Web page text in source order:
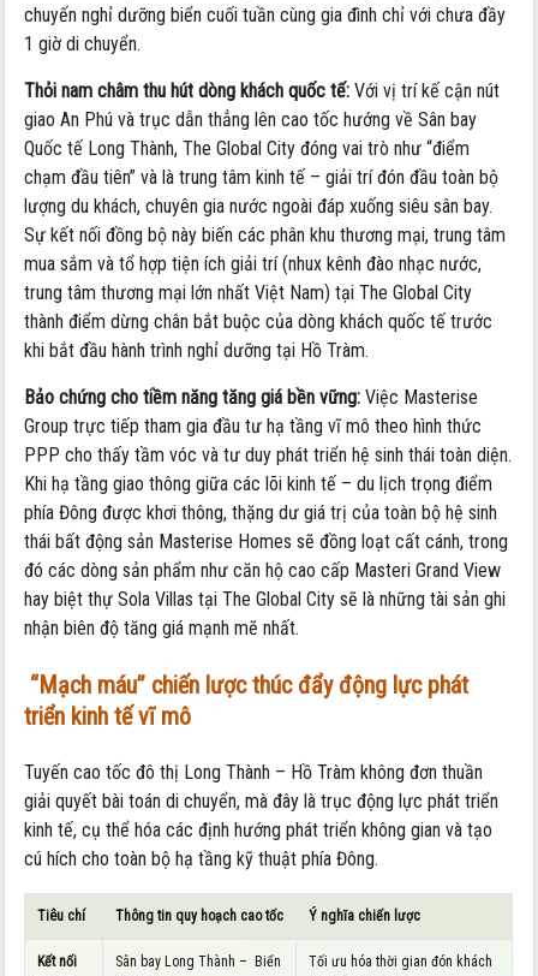
chuyến nghỉ dưỡng biển cuối tuần cùng gia đình chỉ với chưa đầy
1 giờ di chuyển.
Thỏi nam châm thu hút dòng khách quốc tế: Với vị trí kế cận nút
giao An Phú và trục dẫn thẳng lên cao tốc hướng về Sân bay
Quốc tế Long Thành, The Global City đóng vai trò như “điểm
chạm đầu tiên” và là trung tâm kinh tế – giải trí đón đầu toàn bộ
lượng du khách, chuyên gia nước ngoài đáp xuống siêu sân bay.
Sự kết nối đồng bộ này biến các phân khu thương mại, trung tâm
mua sắm và tổ hợp tiện ích giải trí (nhux kênh đào nhạc nước,
trung tâm thương mại lớn nhất Việt Nam) tại The Global City
thành điểm dừng chân bắt buộc của dòng khách quốc tế trước
khi bắt đầu hành trình nghỉ dưỡng tại Hồ Tràm.
Bảo chứng cho tiềm năng tăng giá bền vững: Việc Masterise
Group trực tiếp tham gia đầu tư hạ tầng vĩ mô theo hình thức
PPP cho thấy tầm vóc và tư duy phát triển hệ sinh thái toàn diện.
Khi hạ tầng giao thông giữa các lõi kinh tế – du lịch trọng điểm
phía Đông được khơi thông, thặng dư giá trị của toàn bộ hệ sinh
thái bất động sản Masterise Homes sẽ đồng loạt cất cánh, trong
đó các dòng sản phẩm như căn hộ cao cấp Masteri Grand View
hay biệt thự Sola Villas tại The Global City sẽ là những tài sản ghi
nhận biên độ tăng giá mạnh mẽ nhất.
“Mạch máu” chiến lược thúc đẩy động lực phát
triển kinh tế vĩ mô
Tuyến cao tốc đô thị Long Thành – Hồ Tràm không đơn thuần
giải quyết bài toán di chuyển, mà đây là trục động lực phát triển
kinh tế, cụ thể hóa các định hướng phát triển không gian và tạo
cú hích cho toàn bộ hạ tầng kỹ thuật phía Đông.
Tiêu chí Thông tin quy hoạch cao tốc Ý nghĩa chiến lược
Kết nối
Sân bay Long Thành – Biển
Tối ưu hóa thời gian đón khách